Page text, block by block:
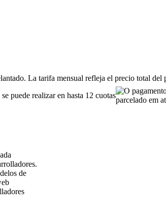
La tarifa mensual refleja el precio total
puede realizar en hasta 12 cuotas
de